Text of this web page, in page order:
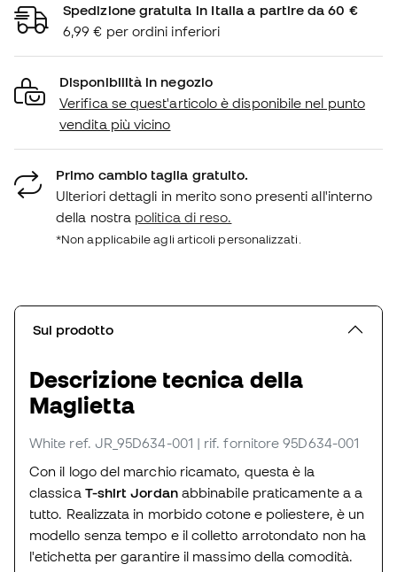
Spedizione gratuita in Italia a partire da 60 €
6,99 € per ordini inferiori
Disponibilità in negozio
Verifica se quest'articolo è disponibile nel punto
vendita più vicino
Primo cambio taglia gratuito.
Ulteriori dettagli in merito sono presenti all'interno
della nostra politica di reso.
*Non applicabile agli articoli personalizzati.
Sul prodotto
Descrizione tecnica della
Maglietta
White ref. JR_95D634-001 | rif. fornitore 95D634-001
Con il logo del marchio ricamato, questa è la
classica T-shirt Jordanabbinabile praticamente a a
tutto. Realizzata in morbido cotone e poliestere, è un
modello senza tempo e il colletto arrotondato non ha
l'etichetta per garantire il massimo della comodità.